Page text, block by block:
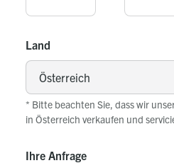
Land
* Bitte beachten Sie, dass wir
in Österreich verkaufen und
Ihre Anfrage